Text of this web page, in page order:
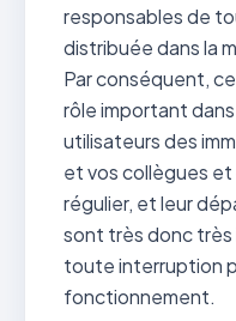
responsables de
distribuée dans la
Par conséquent,
rôle important
utilisateurs des
et vos collègues
régulier, et leur
sont très donc
toute interruption
fonctionnement.